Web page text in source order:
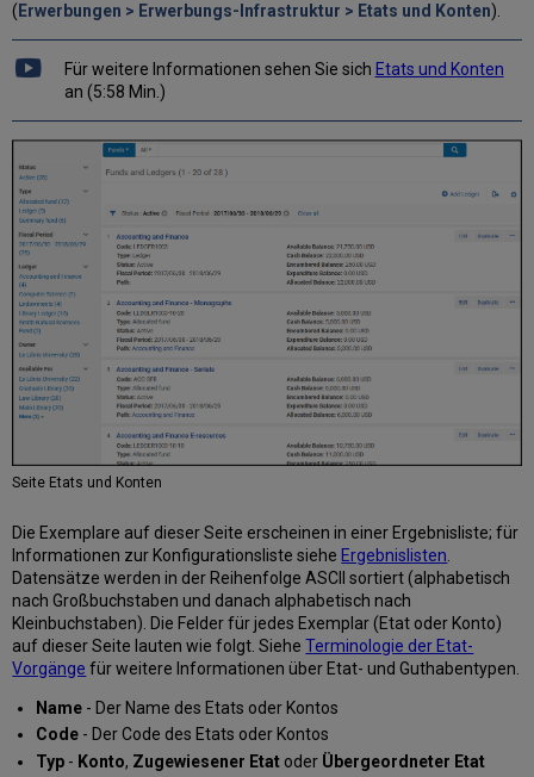
Löschen
von
Etats
und
Konten
Etat-
Vorgängen
( Erwerbungen > Erwerbungs-Infrastruktur > Etats und Konten).
Für weitere Informationen sehen Sie sich Etats und Konten
an (5:58 Min.)
Seite Etats und Konten
Die Exemplare auf dieser Seite erscheinen in einer Ergebnisliste; für
Informationen zur Konfigurationsliste sieheErgebnislisten
Datensätze werden in der Reihenfolge ASCII sortiert (alphabetisch
nach Großbuchstaben und danach alphabetisch nach
Kleinbuchstaben). Die Felder für jedes Exemplar (Etat oder Konto)
auf dieser Seite lauten wie folgt. SieheTerminologie der Etat-
Vorgänge für weitere Informationen über Etat- und Guthabentypen.
Name- Der Name des Etats oder Kontos
Code- Der Code des Etats oder Kontos
Typ- Konto, Zugewiesener Etatoder Übergeordneter Etat